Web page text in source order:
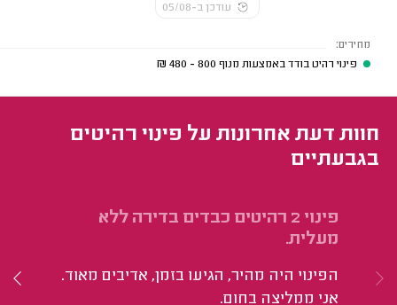
עודכן ב-05/08
מחירים:
פינוי רהיט בודד באמצעות מנוף 800 - 480
₪
חוות דעת אחרונות על פינוי רהיטים
בגבעתיים
פינוי 2 רהיטים כבדים בדירה ללא
מעלית.
הפינוי היה מהיר, הגיעו בזמן, אדיבים מאוד.
אני ממליצה בחום.